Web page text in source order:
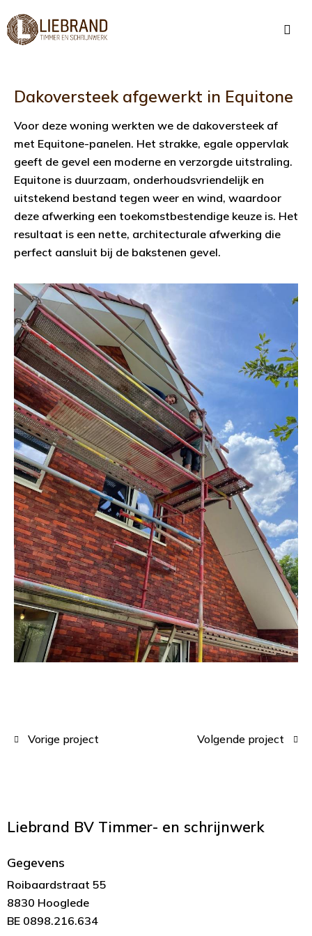
Dakoversteek afgewerkt in Equitone
Voor deze woning werkten we de dakoversteek af
met Equitone-panelen. Het strakke, egale oppervlak
geeft de gevel een moderne en verzorgde uitstraling.
Equitone is duurzaam, onderhoudsvriendelijk en
uitstekend bestand tegen weer en wind, waardoor
deze afwerking een toekomstbestendige keuze is. Het
resultaat is een nette, architecturale afwerking die
perfect aansluit bij de bakstenen gevel.
Vorige project Volgende project
Liebrand BV Timmer- en schrijnwerk
Gegevens
Roibaardstraat 55
8830 Hooglede
BE 0898.216.634